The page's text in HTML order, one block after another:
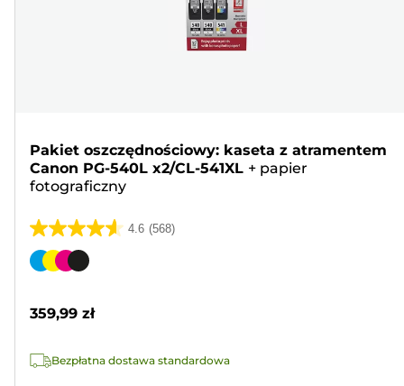
Pakiet oszczędnościowy: kaseta z atramentem
Canon PG-540L x2/CL-541XL + papier
fotograficzny
4.6 (568)
4.6
na
568
Wkład
359,99 zł
Bezpłatna dostawa standardowa